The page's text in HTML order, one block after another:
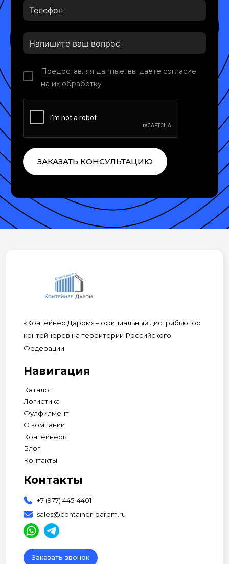
Предоставляя данные, вы даете согласие
на их обработку
ЗАКАЗАТЬ КОНСУЛЬТАЦИЮ
«Контейнер Даром» – официальный дистрибьютор
контейнеров на территории Российского
Федерации
Навигация
Каталог
Логистика
Фулфилмент
О компании
Контейнеры
Блог
Контакты
Контакты
+7 (977) 445-4401
sales@container-darom.ru
Заказать звонок